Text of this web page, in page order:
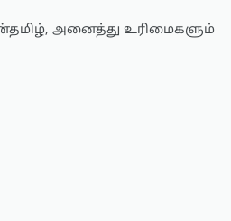
அனைத்து உரிமைகளும்